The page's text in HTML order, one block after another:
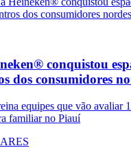
conquistou
dos consumidores